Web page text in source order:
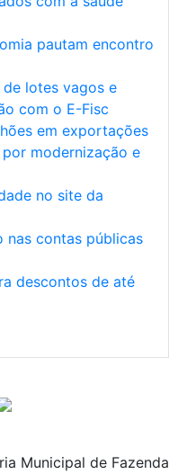
pautam encontro
lotes vagos e
com o E-Fisc
em exportações
modernização e
no site da
nas contas públicas
descontos de até
Municipal de Fazenda